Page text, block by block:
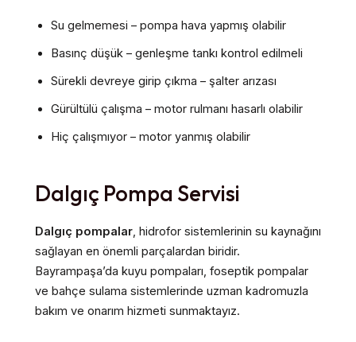
Su gelmemesi – pompa hava yapmış olabilir
Basınç düşük – genleşme tankı kontrol edilmeli
Sürekli devreye girip çıkma – şalter arızası
Gürültülü çalışma – motor rulmanı hasarlı olabilir
Hiç çalışmıyor – motor yanmış olabilir
Dalgıç Pompa Servisi
Dalgıç pompalar, hidrofor sistemlerinin su kaynağını
sağlayan en önemli parçalardan biridir.
Bayrampaşa’da kuyu pompaları, foseptik pompalar
ve bahçe sulama sistemlerinde uzman kadromuzla
bakım ve onarım hizmeti sunmaktayız.